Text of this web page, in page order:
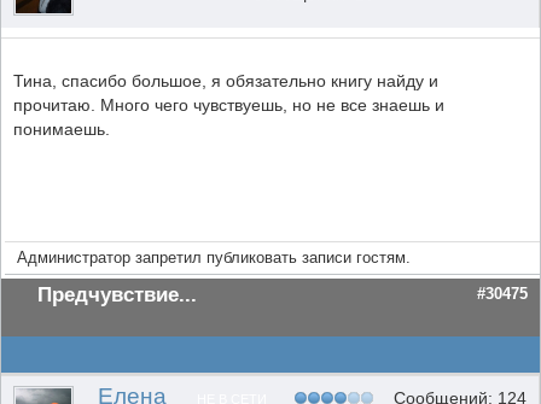
Тина, спасибо большое, я обязательно книгу найду и
прочитаю. Много чего чувствуешь, но не все знаешь и
понимаешь.
Администратор запретил публиковать записи гостям.
Предчувствие... #30475
Елена Сообщений: 124